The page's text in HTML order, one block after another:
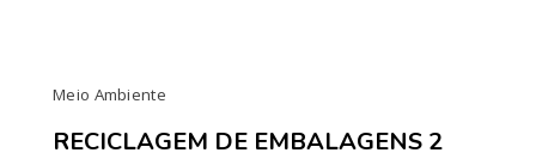
Meio Ambiente
RECICLAGEM DE EMBALAGENS 2